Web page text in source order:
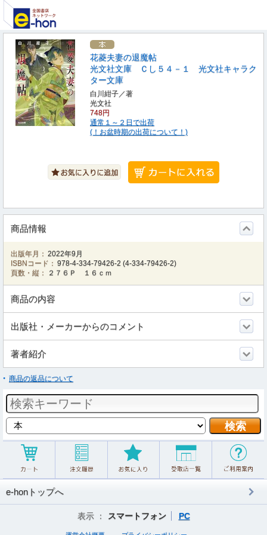
花菱夫妻の退魔帖
光文社文庫 Ｃし５４－１ 光文社キャラク
ター文庫
白川紺子／著
光文社
748円
通常１～２日で出荷
(！お盆時期の出荷について！)
商品情報
出版年月： 2022年9月
ISBNコード： 978-4-334-79426-2 (4-334-79426-2)
頁数・縦：
２７６Ｐ １６ｃｍ
商品の内容
出版社・メーカーからのコメント
著者紹介
商品の返品について
e-honトップへ
表示 ： スマートフォン PC